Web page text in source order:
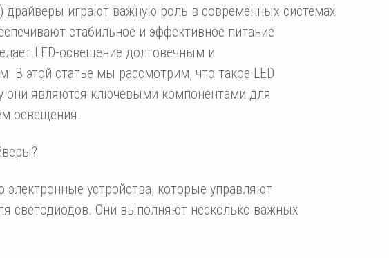
драйверы играют важную роль в современных системах
стабильное и эффективное питание
LED-освещение долговечным и
В этой статье мы рассмотрим, что такое LED
они являются ключевыми компонентами для
освещения.
электронные устройства, которые управляют
светодиодов. Они выполняют несколько важных